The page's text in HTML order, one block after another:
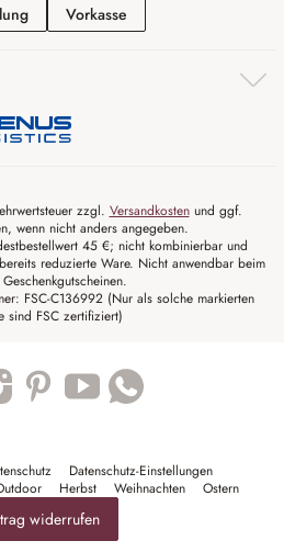
Ratenzahlung
Vorkasse
zzgl. Versandkostenund ggf.
wenn nicht anders angegeben.
45 €; nicht kombinierbar und
reduzierte Ware. Nicht anwendbar beim
FSC-C136992 (Nur als solche markierten
sind FSC zertifiziert)
Datenschutz-Einstellungen
Herbst Weihnachten Ostern
widerrufen